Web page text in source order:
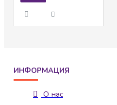
ИНФОРМАЦИЯ
О нас